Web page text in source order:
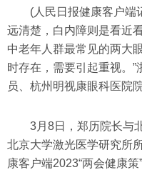
(人民日报健康客户端
远清楚，白内障则是看近
中老年人群最常见的两大
时存在，需要引起重视。
员、杭州明视康眼科医院
3月8日，郑历院长与
北京大学激光医学研究所
康客户端2023“两会健康